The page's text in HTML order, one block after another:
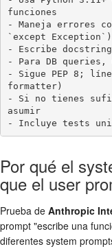
funciones
- Maneja errores
`except Exception`)
- Escribe
- Para DB queries,
- Sigue PEP 8;
formatter)
- Si no tienes
asumir
- Incluye tests
Por qué el
que el user
Prueba de Anthropic
prompt "escribe una
diferentes system